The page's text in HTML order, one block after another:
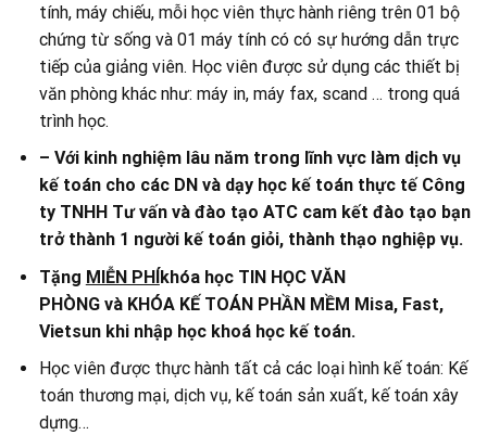
tính, máy chiếu, mỗi học viên thực hành riêng trên 01 bộ
chứng từ sống và 01 máy tính có có sự hướng dẫn trực
tiếp của giảng viên. Học viên được sử dụng các thiết bị
văn phòng khác như: máy in, máy fax, scand … trong quá
trình học.
– Với kinh nghiệm lâu năm trong lĩnh vực làm dịch vụ
kế toán cho các DN và dạy học kế toán thực tế Công
ty TNHH Tư vấn và đào tạo ATC cam kết đào tạo bạn
trở thành 1 người kế toán giỏi, thành thạo nghiệp vụ.
Tặng MIỄN PHÍkhóa học TIN HỌC VĂN
PHÒNGvà KHÓA KẾ TOÁN PHẦN MỀM Misa, Fast,
Vietsun khi nhập học khoá học kế toán.
Học viên được thực hành tất cả các loại hình kế toán: Kế
toán thương mại, dịch vụ, kế toán sản xuất, kế toán xây
dựng…